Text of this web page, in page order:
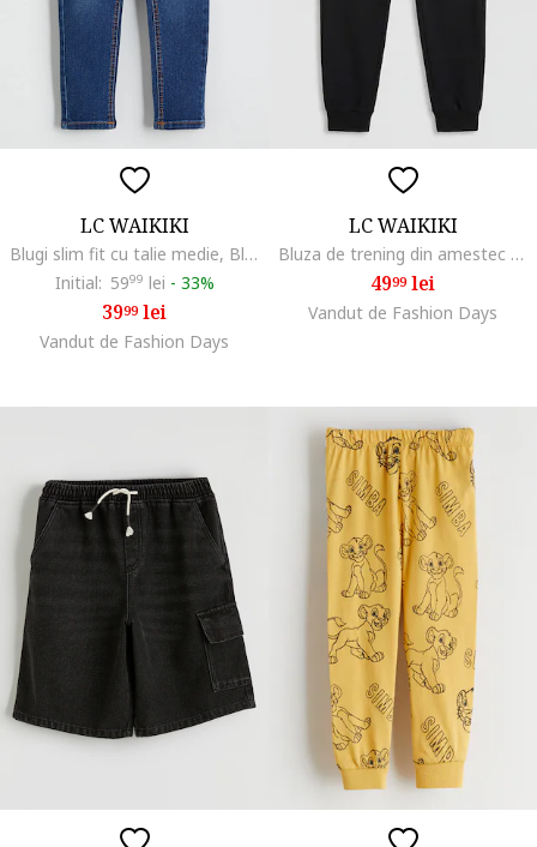
LC WAIKIKI
Blugi slim fit cu talie medie, Bleumarin
Initial: 5999 lei - 33%
3999lei
Vandut de Fashion Days
LC WAIKIKI
Bluza de trening din amestec de bumbac cu snur in talie, Negru stins
4999lei
Vandut de Fashion Days